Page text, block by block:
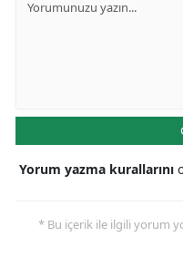
Yorum yazma kurallarını
* Bu içerik ile ilgili yorum